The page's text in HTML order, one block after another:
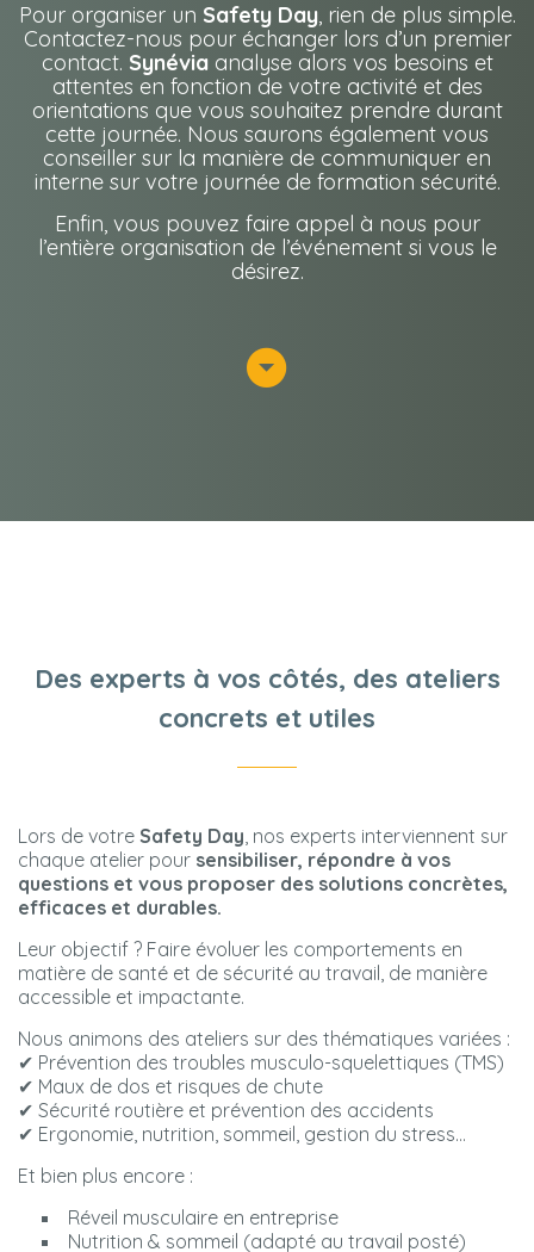
Pour organiser un Safety Day, rien de plus simple.
Contactez-nous pour échanger lors d’un premier
contact. Synéviaanalyse alors vos besoins et
attentes en fonction de votre activité et des
orientations que vous souhaitez prendre durant
cette journée. Nous saurons également vous
conseiller sur la manière de communiquer en
interne sur votre journée de formation sécurité.
Enfin, vous pouvez faire appel à nous pour
l’entière organisation de l’événementsi vous le
désirez.
Des experts à vos côtés, des ateliers
concrets et utiles
Lors de votre Safety Day, nos experts interviennent sur
chaque atelier pour sensibiliser, répondre à vos
questions et vous proposer des solutions concrètes,
efficaces et durables.
Leur objectif ? Faire évoluer les comportements en
matière de santé et de sécurité au travail, de manière
accessible et impactante.
Nous animons des ateliers sur des thématiques variées :
✔ Prévention des troubles musculo-squelettiques (TMS)
✔ Maux de dos et risques de chute
✔ Sécurité routière et prévention des accidents
✔ Ergonomie, nutrition, sommeil, gestion du stress…
Et bien plus encore :
Réveil musculaire en entreprise
Nutrition & sommeil (adapté au travail posté)